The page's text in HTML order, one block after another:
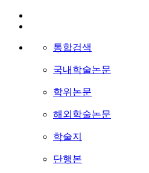
통합검색
국내학술논문
학위논문
해외학술논문
학술지
단행본